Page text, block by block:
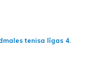
tenisa līgas 4.